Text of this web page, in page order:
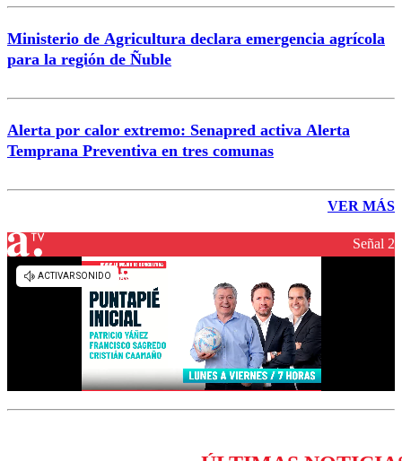
Ministerio de Agricultura declara emergencia agrícola
para la región de Ñuble
Alerta por calor extremo: Senapred activa Alerta
Temprana Preventiva en tres comunas
VER MÁS
Señal 2